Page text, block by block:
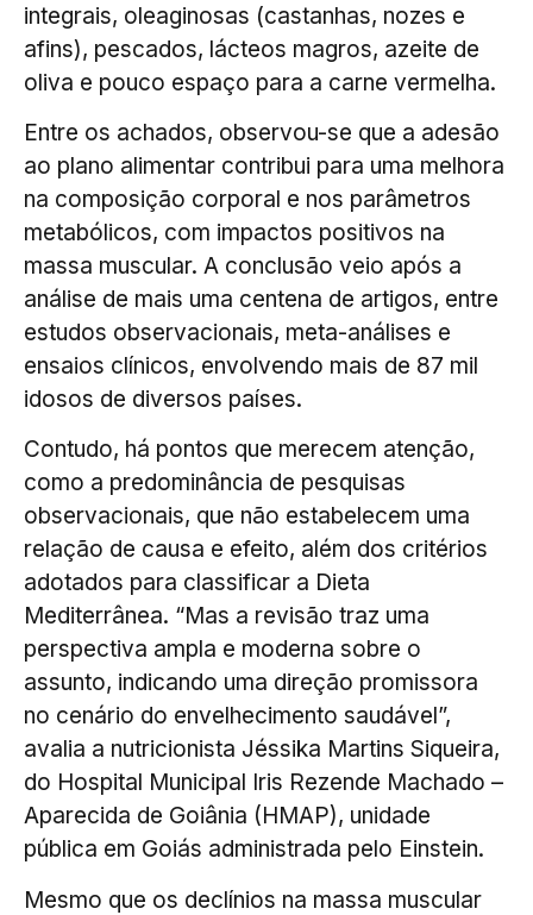
integrais, oleaginosas (castanhas, nozes e
afins), pescados, lácteos magros, azeite de
oliva e pouco espaço para a carne vermelha.
Entre os achados, observou-se que a adesão
ao plano alimentar contribui para uma melhora
na composição corporal e nos parâmetros
metabólicos, com impactos positivos na
massa muscular. A conclusão veio após a
análise de mais uma centena de artigos, entre
estudos observacionais, meta-análises e
ensaios clínicos, envolvendo mais de 87 mil
idosos de diversos países.
Contudo, há pontos que merecem atenção,
como a predominância de pesquisas
observacionais, que não estabelecem uma
relação de causa e efeito, além dos critérios
adotados para classificar a Dieta
Mediterrânea. “Mas a revisão traz uma
perspectiva ampla e moderna sobre o
assunto, indicando uma direção promissora
no cenário do envelhecimento saudável”,
avalia a nutricionista Jéssika Martins Siqueira,
do Hospital Municipal Iris Rezende Machado –
Aparecida de Goiânia (HMAP), unidade
pública em Goiás administrada pelo Einstein.
Mesmo que os declínios na massa muscular